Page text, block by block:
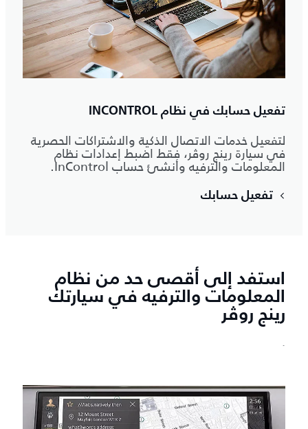
تفعيل حسابك في نظام INCONTROL
لتفعيل خدمات الاتصال الذكية والاشتراكات الحصرية
في سيارة رينج روڤر، فقط اضبط إعدادات نظام
المعلومات والترفيه وأنشئ حساب InControl.
تفعيل حسابك
استفد إلى أقصى حد من نظام
المعلومات والترفيه في سيارتك
رينج روڤر
`